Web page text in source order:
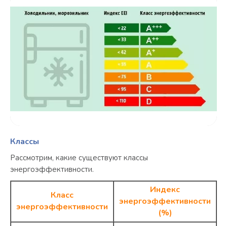
Классы
Рассмотрим, какие существуют классы
энергоэффективности.
Класс
энергоэффективности
Индекс
энергоэффективности
(%)